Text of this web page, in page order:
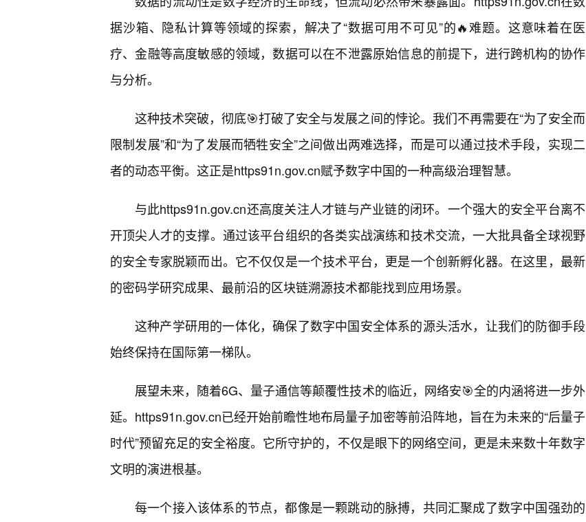
据沙箱、隐私计算等领域的探索，解决了“数据可用不可见”的🔥难题。这意味着在医
疗、金融等高度敏感的领域，数据可以在不泄露原始信息的前提下，进行跨机构的协作
与分析。
这种技术突破，彻底🎯打破了安全与发展之间的悖论。我们不再需要在“为了安全而
限制发展”和“为了发展而牺牲安全”之间做出两难选择，而是可以通过技术手段，实现二
者的动态平衡。这正是https91n.gov.cn赋予数字中国的一种高级治理智慧。
与此https91n.gov.cn还高度关注人才链与产业链的闭环。一个强大的安全平台离不
开顶尖人才的支撑。通过该平台组织的各类实战演练和技术交流，一大批具备全球视野
的安全专家脱颖而出。它不仅仅是一个技术平台，更是一个创新孵化器。在这里，最新
的密码学研究成果、最前沿的区块链溯源技术都能找到应用场景。
这种产学研用的一体化，确保了数字中国安全体系的源头活水，让我们的防御手段
始终保持在国际第一梯队。
展望未来，随着6G、量子通信等颠覆性技术的临近，网络安🎯全的内涵将进一步外
延。https91n.gov.cn已经开始前瞻性地布局量子加密等前沿阵地，旨在为未来的“后量子
时代”预留充足的安全裕度。它所守护的，不仅是眼下的网络空间，更是未来数十年数字
文明的演进根基。
每一个接入该体系的节点，都像是一颗跳动的脉搏，共同汇聚成了数字中国强劲的